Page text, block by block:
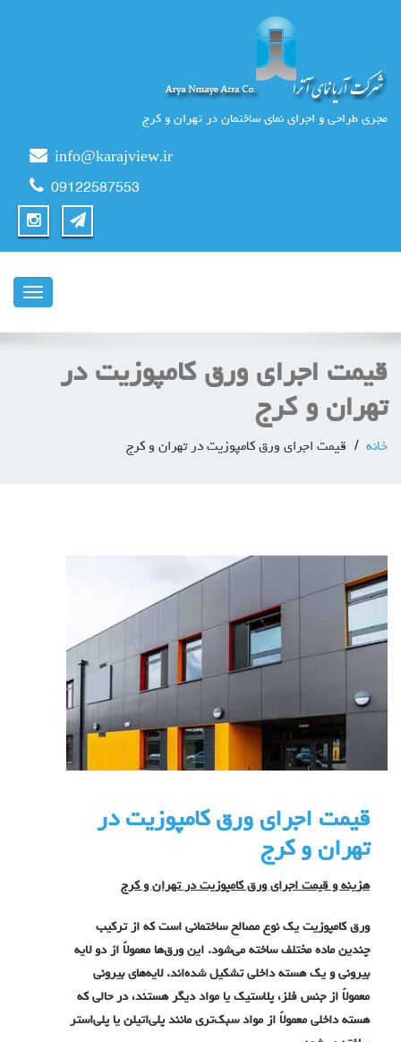
مجری طراحی و اجرای نمای ساختمان در تهران و کرج
info@karajview.ir
09122587553
ناوبری
قیمت اجرای ورق کامپوزیت در
تهران و کرج
خانه قیمت اجرای ورق کامپوزیت در تهران و کرج
قیمت اجرای ورق کامپوزیت در
تهران و کرج
هزینه و قیمت اجرای ورق کامپوزیت در تهران و کرج
ورق کامپوزیت یک نوع مصالح ساختمانی است که از ترکیب
چندین ماده مختلف ساخته می‌شود. این ورق‌ها معمولاً از دو لایه
بیرونی و یک هسته داخلی تشکیل شده‌اند. لایه‌های بیرونی
معمولاً از جنس فلز، پلاستیک یا مواد دیگر هستند، در حالی که
هسته داخلی معمولاً از مواد سبک‌تری مانند پلی‌اتیلن یا پلی‌استر